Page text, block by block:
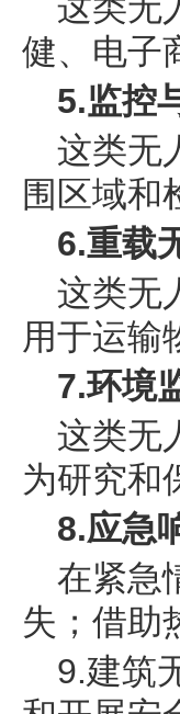
健、电子
5.监控
这类无
围区域和
6.重载
这类无
用于运输
7.环境
这类无
为研究和
8.应急
在紧急
失；借助
9.建筑